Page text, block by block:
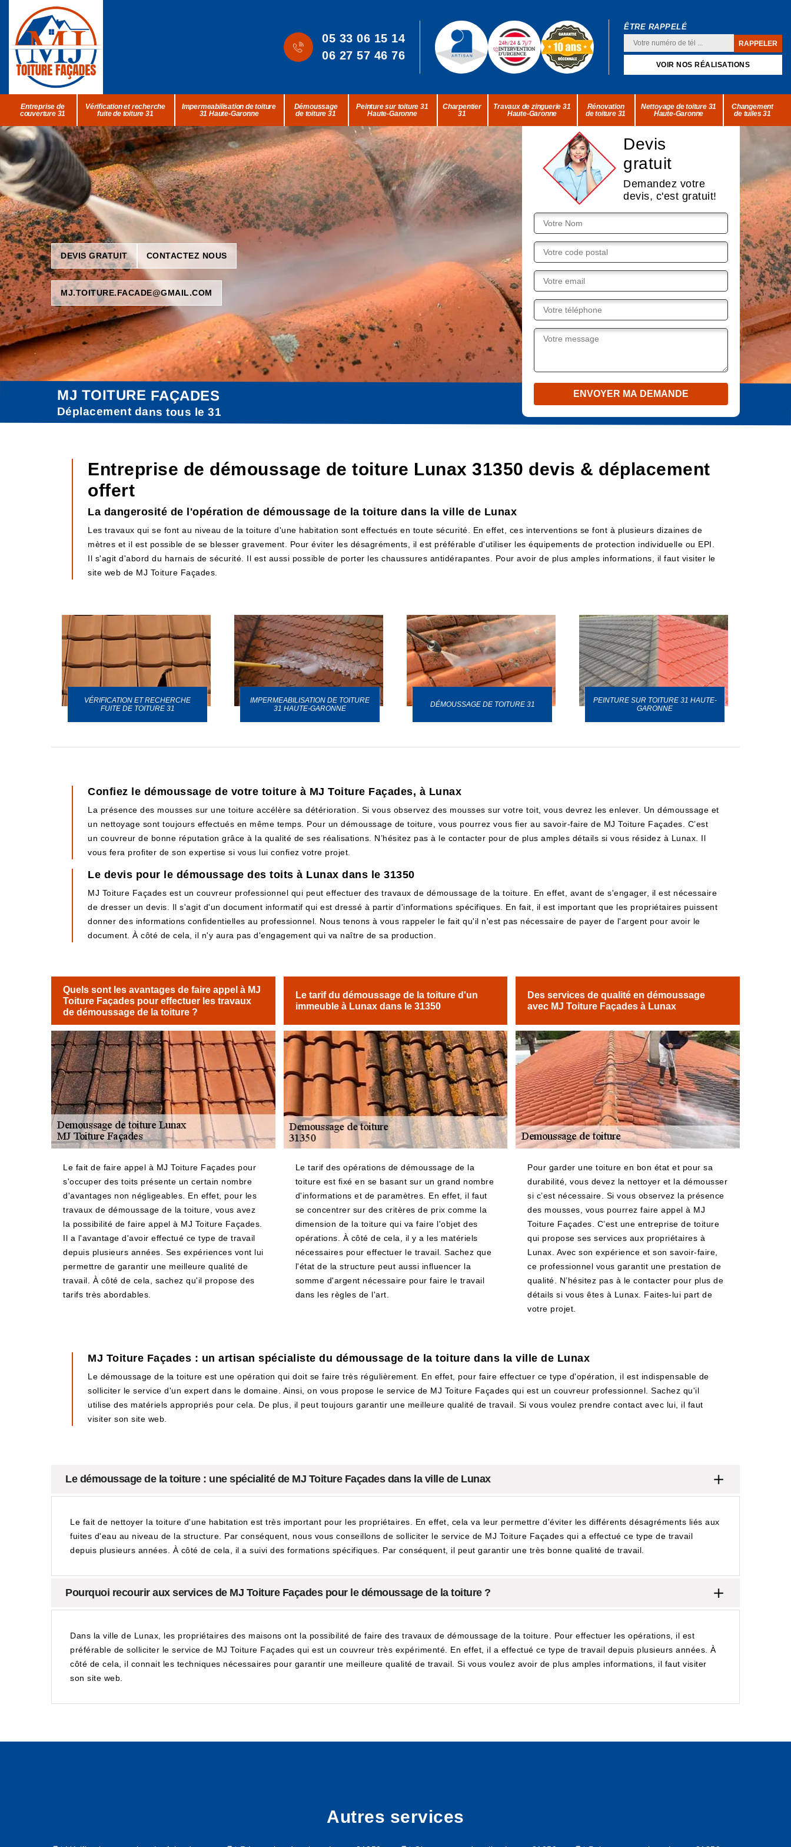
05 33 06 15 14
06 27 57 46 76
ÊTRE RAPPELÉ
VOIR NOS RÉALISATIONS
Entreprise de
couverture 31
Vérification et recherche
fuite de toiture 31
Impermeabilisation de toiture
31 Haute-Garonne
Démoussage
de toiture 31
Peinture sur toiture 31
Haute-Garonne
Charpentier
31
Travaux de zinguerie 31
Haute-Garonne
Rénovation
de toiture 31
Nettoyage de toiture 31
Haute-Garonne
Changement
de tuiles 31
DEVIS GRATUIT CONTACTEZ NOUS
MJ.TOITURE.FACADE@GMAIL.COM
Devis
gratuit
Demandez votre
devis, c'est gratuit!
MJ TOITURE FAÇADES
Déplacement dans tous le 31
Entreprise de démoussage de toiture Lunax 31350 devis & déplacement
offert
La dangerosité de l'opération de démoussage de la toiture dans la ville de Lunax
Les travaux qui se font au niveau de la toiture d'une habitation sont effectués en toute sécurité. En effet, ces interventions se font à plusieurs dizaines de
mètres et il est possible de se blesser gravement. Pour éviter les désagréments, il est préférable d'utiliser les équipements de protection individuelle ou EPI.
Il s'agit d'abord du harnais de sécurité. Il est aussi possible de porter les chaussures antidérapantes. Pour avoir de plus amples informations, il faut visiter le
site web de MJ Toiture Façades.
VÉRIFICATION ET RECHERCHE
FUITE DE TOITURE 31
IMPERMEABILISATION DE TOITURE
31 HAUTE-GARONNE
DÉMOUSSAGE DE TOITURE 31
PEINTURE SUR TOITURE 31 HAUTE-
GARONNE
Confiez le démoussage de votre toiture à MJ Toiture Façades, à Lunax
La présence des mousses sur une toiture accélère sa détérioration. Si vous observez des mousses sur votre toit, vous devrez les enlever. Un démoussage et
un nettoyage sont toujours effectués en même temps. Pour un démoussage de toiture, vous pourrez vous fier au savoir-faire de MJ Toiture Façades. C’est
un couvreur de bonne réputation grâce à la qualité de ses réalisations. N’hésitez pas à le contacter pour de plus amples détails si vous résidez à Lunax. Il
vous fera profiter de son expertise si vous lui confiez votre projet.
Le devis pour le démoussage des toits à Lunax dans le 31350
MJ Toiture Façades est un couvreur professionnel qui peut effectuer des travaux de démoussage de la toiture. En effet, avant de s'engager, il est nécessaire
de dresser un devis. Il s'agit d'un document informatif qui est dressé à partir d'informations spécifiques. En fait, il est important que les propriétaires puissent
donner des informations confidentielles au professionnel. Nous tenons à vous rappeler le fait qu'il n'est pas nécessaire de payer de l'argent pour avoir le
document. À côté de cela, il n'y aura pas d'engagement qui va naître de sa production.
Quels sont les avantages de faire appel à MJ
Toiture Façades pour effectuer les travaux
de démoussage de la toiture ?
Le fait de faire appel à MJ Toiture Façades pour
s'occuper des toits présente un certain nombre
d'avantages non négligeables. En effet, pour les
travaux de démoussage de la toiture, vous avez
la possibilité de faire appel à MJ Toiture Façades.
Il a l'avantage d'avoir effectué ce type de travail
depuis plusieurs années. Ses expériences vont lui
permettre de garantir une meilleure qualité de
travail. À côté de cela, sachez qu'il propose des
tarifs très abordables.
Le tarif du démoussage de la toiture d'un
immeuble à Lunax dans le 31350
Le tarif des opérations de démoussage de la
toiture est fixé en se basant sur un grand nombre
d'informations et de paramètres. En effet, il faut
se concentrer sur des critères de prix comme la
dimension de la toiture qui va faire l'objet des
opérations. À côté de cela, il y a les matériels
nécessaires pour effectuer le travail. Sachez que
l'état de la structure peut aussi influencer la
somme d'argent nécessaire pour faire le travail
dans les règles de l'art.
Des services de qualité en démoussage
avec MJ Toiture Façades à Lunax
Pour garder une toiture en bon état et pour sa
durabilité, vous devez la nettoyer et la démousser
si c’est nécessaire. Si vous observez la présence
des mousses, vous pourrez faire appel à MJ
Toiture Façades. C’est une entreprise de toiture
qui propose ses services aux propriétaires à
Lunax. Avec son expérience et son savoir-faire,
ce professionnel vous garantit une prestation de
qualité. N’hésitez pas à le contacter pour plus de
détails si vous êtes à Lunax. Faites-lui part de
votre projet.
MJ Toiture Façades : un artisan spécialiste du démoussage de la toiture dans la ville de Lunax
Le démoussage de la toiture est une opération qui doit se faire très régulièrement. En effet, pour faire effectuer ce type d'opération, il est indispensable de
solliciter le service d'un expert dans le domaine. Ainsi, on vous propose le service de MJ Toiture Façades qui est un couvreur professionnel. Sachez qu'il
utilise des matériels appropriés pour cela. De plus, il peut toujours garantir une meilleure qualité de travail. Si vous voulez prendre contact avec lui, il faut
visiter son site web.
Le démoussage de la toiture : une spécialité de MJ Toiture Façades dans la ville de Lunax
Le fait de nettoyer la toiture d'une habitation est très important pour les propriétaires. En effet, cela va leur permettre d'éviter les différents désagréments liés aux
fuites d'eau au niveau de la structure. Par conséquent, nous vous conseillons de solliciter le service de MJ Toiture Façades qui a effectué ce type de travail
depuis plusieurs années. À côté de cela, il a suivi des formations spécifiques. Par conséquent, il peut garantir une très bonne qualité de travail.
Pourquoi recourir aux services de MJ Toiture Façades pour le démoussage de la toiture ?
Dans la ville de Lunax, les propriétaires des maisons ont la possibilité de faire des travaux de démoussage de la toiture. Pour effectuer les opérations, il est
préférable de solliciter le service de MJ Toiture Façades qui est un couvreur très expérimenté. En effet, il a effectué ce type de travail depuis plusieurs années. À
côté de cela, il connait les techniques nécessaires pour garantir une meilleure qualité de travail. Si vous voulez avoir de plus amples informations, il faut visiter
son site web.
Autres services